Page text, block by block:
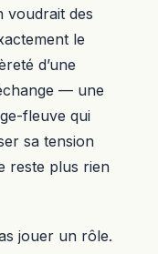
voudrait des
le
d’une
— une
fleuve qui
sa tension
reste plus rien
jouer un rôle.